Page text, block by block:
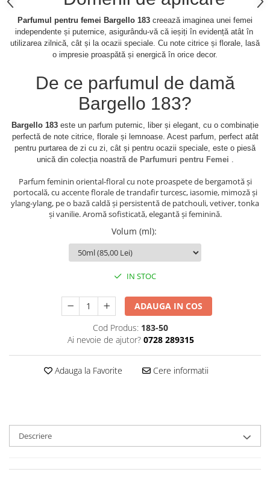
Parfumul pentru femei Bargello 183 creează imaginea unei femei
independente și puternice, asigurându-vă că ieșiți în evidență atât în ​​
utilizarea zilnică, cât și la ocazii speciale. Cu note citrice și florale, lasă
o impresie proaspătă și energică în orice decor.
De ce parfumul de damă
Bargello 183?
Bargello 183 este un parfum puternic, liber și elegant, cu o combinație
perfectă de note citrice, florale și lemnoase. Acest parfum, perfect atât
pentru purtarea de zi cu zi, cât și pentru ocazii speciale, este o piesă
unică din colecția noastră de Parfumuri pentru Femei .
Parfum feminin oriental-floral cu note proaspete de bergamotă și
portocală, cu accente florale de trandafir turcesc, iasomie, mimoză și
ylang-ylang, pe o bază caldă și persistentă de patchouli, vetiver, tonka
și vanilie. Aromă sofisticată, elegantă și feminină.
Volum (ml):
IN STOC
ADAUGA IN COS
Cod Produs: 183-50
Ai nevoie de ajutor? 0728 289315
Adauga la Favorite Cere informatii
Descriere